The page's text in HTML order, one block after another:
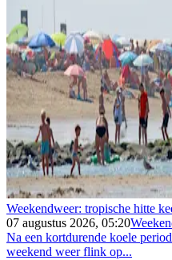
Weekendweer: tropische hitte
07 augustus 2026, 05:20
Na een kortdurende koele
weekend weer flink op...